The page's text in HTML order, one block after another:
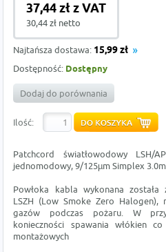
37,44 zł z VAT
30,44 zł netto
Najtańsza dostawa: 15,99 zł
Dostępność: Dostępny
Dodaj do porównania
Ilość:
Patchcord światłowodowy LSH/
jednomodowy, 9/125µm Simplex
Powłoka kabla wykonana
LSZH (Low Smoke Zero Halogen),
gazów podczas pożaru. W
konieczności spawania włókien
montażowych